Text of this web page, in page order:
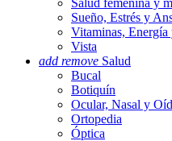
Salud femenina y
Sueño, Estrés y
Vitaminas, Energía
Vista
add remove Salud
Bucal
Botiquín
Ocular, Nasal y
Ortopedia
Óptica